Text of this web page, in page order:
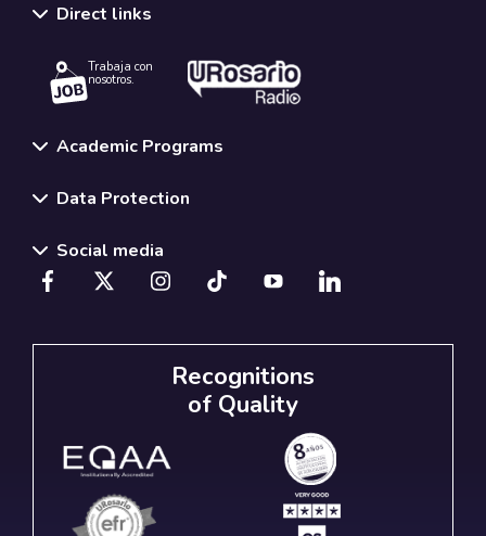
Direct links
Trabaja con
nosotros.
Academic Programs
Data Protection
Social media
Recognitions
of Quality